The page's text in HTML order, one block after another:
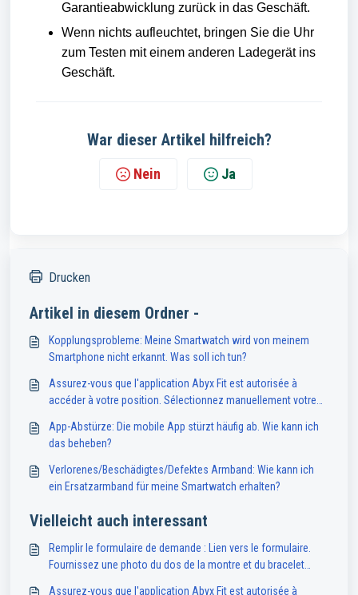
Garantieabwicklung zurück in das Geschäft.
Wenn nichts aufleuchtet, bringen Sie die Uhr
zum Testen mit einem anderen Ladegerät ins
Geschäft.
War dieser Artikel hilfreich?
Nein Ja
Drucken
Artikel in diesem Ordner -
Kopplungsprobleme: Meine Smartwatch wird von meinem
Smartphone nicht erkannt. Was soll ich tun?
Assurez-vous que l'application Abyx Fit est autorisée à
accéder à votre position. Sélectionnez manuellement votre
problème persiste, vérifiez que les paramètres système de
votre s
App-Abstürze: Die mobile App stürzt häufig ab. Wie kann ich
das beheben?
Verlorenes/Beschädigtes/Defektes Armband: Wie kann ich
ein Ersatzarmband für meine Smartwatch erhalten?
Vielleicht auch interessant
Remplir le formulaire de demande : Lien vers le formulaire.
Fournissez une photo du dos de la montre et du bracelet
Assurez-vous que l'application Abyx Fit est autorisée à